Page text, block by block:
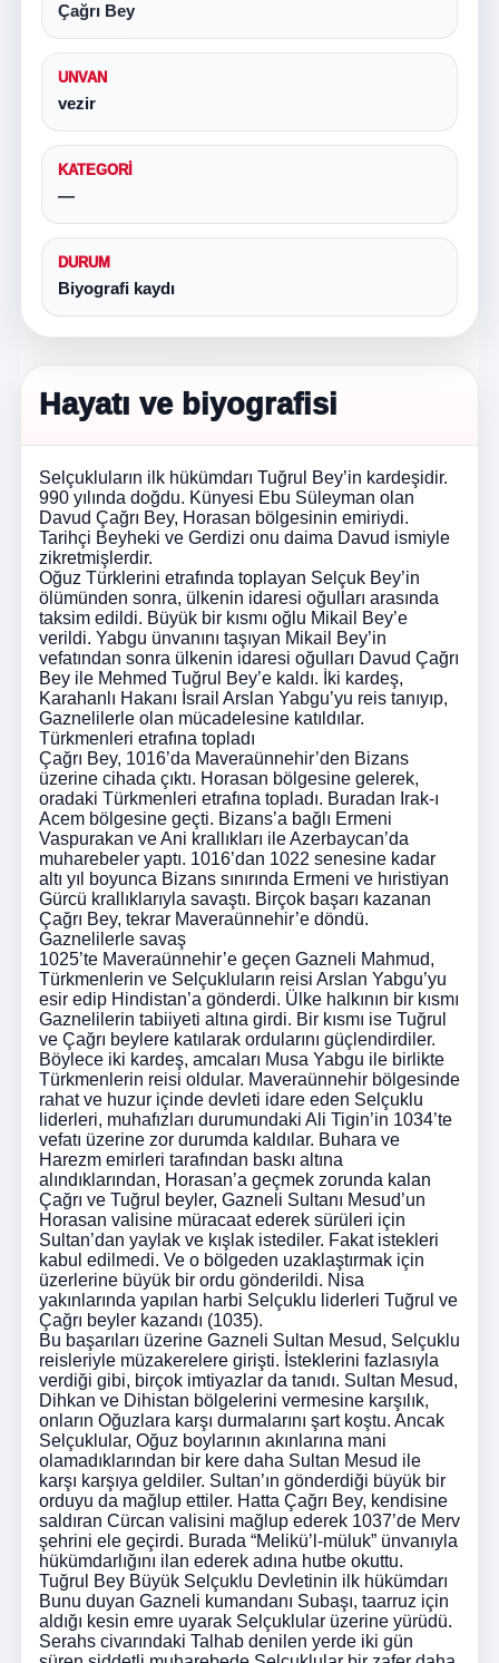
Çağrı Bey
UNVAN
vezir
KATEGORI
—
DURUM
Biyografi kaydı
Hayatı ve biyografisi
Selçukluların ilk hükümdarı Tuğrul Bey’in kardeşidir.
990 yılında doğdu. Künyesi Ebu Süleyman olan
Davud Çağrı Bey, Horasan bölgesinin emiriydi.
Tarihçi Beyheki ve Gerdizi onu daima Davud ismiyle
zikretmişlerdir.
Oğuz Türklerini etrafında toplayan Selçuk Bey’in
ölümünden sonra, ülkenin idaresi oğulları arasında
taksim edildi. Büyük bir kısmı oğlu Mikail Bey’e
verildi. Yabgu ünvanını taşıyan Mikail Bey’in
vefatından sonra ülkenin idaresi oğulları Davud Çağrı
Bey ile Mehmed Tuğrul Bey’e kaldı. İki kardeş,
Karahanlı Hakanı İsrail Arslan Yabgu’yu reis tanıyıp,
Gaznelilerle olan mücadelesine katıldılar.
Türkmenleri etrafına topladı
Çağrı Bey, 1016’da Maveraünnehir’den Bizans
üzerine cihada çıktı. Horasan bölgesine gelerek,
oradaki Türkmenleri etrafına topladı. Buradan Irak-ı
Acem bölgesine geçti. Bizans’a bağlı Ermeni
Vaspurakan ve Ani krallıkları ile Azerbaycan’da
muharebeler yaptı. 1016’dan 1022 senesine kadar
altı yıl boyunca Bizans sınırında Ermeni ve hıristiyan
Gürcü krallıklarıyla savaştı. Birçok başarı kazanan
Çağrı Bey, tekrar Maveraünnehir’e döndü.
Gaznelilerle savaş
1025’te Maveraünnehir’e geçen Gazneli Mahmud,
Türkmenlerin ve Selçukluların reisi Arslan Yabgu’yu
esir edip Hindistan’a gönderdi. Ülke halkının bir kısmı
Gaznelilerin tabiiyeti altına girdi. Bir kısmı ise Tuğrul
ve Çağrı beylere katılarak ordularını güçlendirdiler.
Böylece iki kardeş, amcaları Musa Yabgu ile birlikte
Türkmenlerin reisi oldular. Maveraünnehir bölgesinde
rahat ve huzur içinde devleti idare eden Selçuklu
liderleri, muhafızları durumundaki Ali Tigin’in 1034’te
vefatı üzerine zor durumda kaldılar. Buhara ve
Harezm emirleri tarafından baskı altına
alındıklarından, Horasan’a geçmek zorunda kalan
Çağrı ve Tuğrul beyler, Gazneli Sultanı Mesud’un
Horasan valisine müracaat ederek sürüleri için
Sultan’dan yaylak ve kışlak istediler. Fakat istekleri
kabul edilmedi. Ve o bölgeden uzaklaştırmak için
üzerlerine büyük bir ordu gönderildi. Nisa
yakınlarında yapılan harbi Selçuklu liderleri Tuğrul ve
Çağrı beyler kazandı (1035).
Bu başarıları üzerine Gazneli Sultan Mesud, Selçuklu
reisleriyle müzakerelere girişti. İsteklerini fazlasıyla
verdiği gibi, birçok imtiyazlar da tanıdı. Sultan Mesud,
Dihkan ve Dihistan bölgelerini vermesine karşılık,
onların Oğuzlara karşı durmalarını şart koştu. Ancak
Selçuklular, Oğuz boylarının akınlarına mani
olamadıklarından bir kere daha Sultan Mesud ile
karşı karşıya geldiler. Sultan’ın gönderdiği büyük bir
orduyu da mağlup ettiler. Hatta Çağrı Bey, kendisine
saldıran Cürcan valisini mağlup ederek 1037’de Merv
şehrini ele geçirdi. Burada “Melikü’l-müluk” ünvanıyla
hükümdarlığını ilan ederek adına hutbe okuttu.
Tuğrul Bey Büyük Selçuklu Devletinin ilk hükümdarı
Bunu duyan Gazneli kumandanı Subaşı, taarruz için
aldığı kesin emre uyarak Selçuklular üzerine yürüdü.
Serahs civarındaki Talhab denilen yerde iki gün